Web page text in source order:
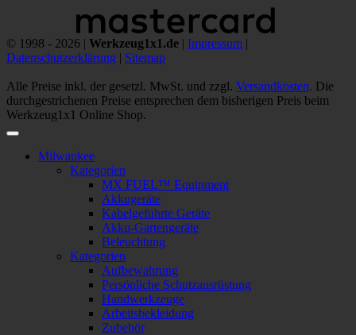
© 1998 - 2026 | Werkzeug1x1.de | Impressum |
Datenschutzerklärung | Sitemap
Alle Preise inkl. der gesetzl. MwSt. und zzgl. Versandkosten. Die
durchgestrichenen Preise entsprechen dem bisherigen Preis beim
Werkzeug1x1 Online Shop.
Milwaukee
Kategorien
MX FUEL™ Equipment
Akkugeräte
Kabelgeführte Geräte
Akku-Gartengeräte
Beleuchtung
Kategorien
Aufbewahrung
Persönliche Schutzausrüstung
Handwerkzeuge
Arbeitsbekleidung
Zubehör